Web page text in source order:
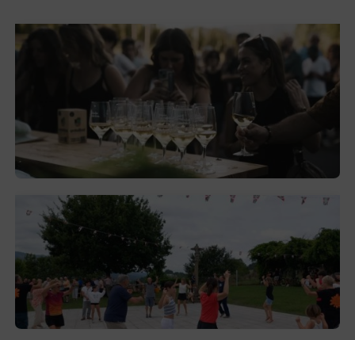
El festival de Bizkaiko Txakolina ‘Mahasti
Artean’ llega a Durangaldea en
septiembre
2026-08-03
Gerediaga inicia sus fiestas con una cena
y la romería de Ansorregi eta Larrañaga
2026-08-03